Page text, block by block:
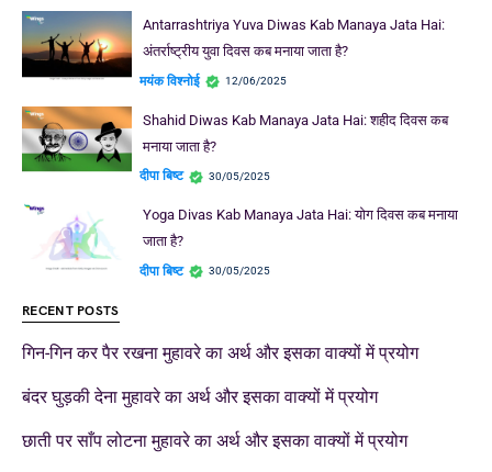
Antarrashtriya Yuva Diwas Kab Manaya Jata Hai:
अंतर्राष्ट्रीय युवा दिवस कब मनाया जाता है?
मयंक विश्नोई 12/06/2025
Shahid Diwas Kab Manaya Jata Hai: शहीद दिवस कब
मनाया जाता है?
दीपा बिष्ट 30/05/2025
Yoga Divas Kab Manaya Jata Hai: योग दिवस कब मनाया
जाता है?
दीपा बिष्ट 30/05/2025
RECENT POSTS
गिन-गिन कर पैर रखना मुहावरे का अर्थ और इसका वाक्यों में प्रयोग
बंदर घुड़की देना मुहावरे का अर्थ और इसका वाक्यों में प्रयोग
छाती पर साँप लोटना मुहावरे का अर्थ और इसका वाक्यों में प्रयोग